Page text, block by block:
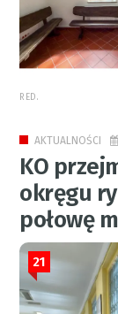
RED.
AKTUALNOŚCI
KO
okręgu
połowę
21